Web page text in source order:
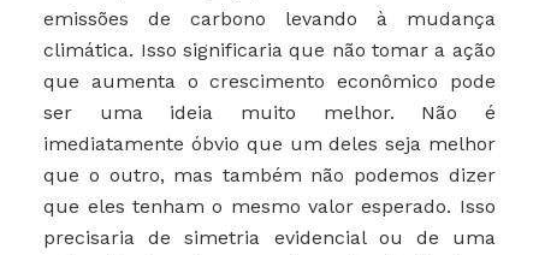
emissões de carbono levando à mudança
climática. Isso significaria que não tomar a ação
que aumenta o crescimento econômico pode
ser uma ideia muito melhor. Não é
imediatamente óbvio que um deles seja melhor
que o outro, mas também não podemos dizer
que eles tenham o mesmo valor esperado. Isso
precisaria de simetria evidencial ou de uma